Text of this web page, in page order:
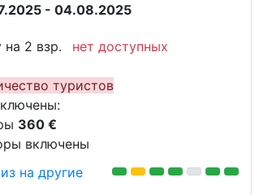
- 04.08.2025
2 взр.
нет доступных
туристов
360 €
включены
на другие